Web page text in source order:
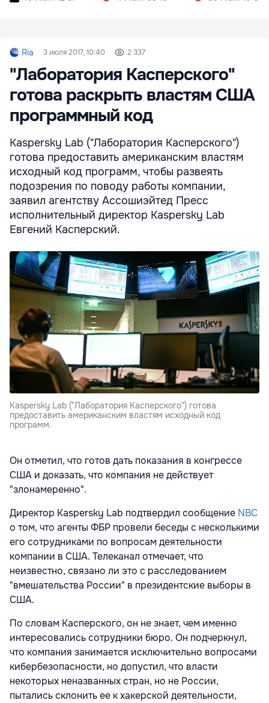
Ria 3 июля 2017, 10:40 2 337
"Лаборатория Касперского"
готова раскрыть властям США
программный код
Kaspersky Lab ("Лаборатория Касперского")
готова предоставить американским властям
исходный код программ, чтобы развеять
подозрения по поводу работы компании,
заявил агентству Ассошиэйтед Пресс
исполнительный директор Kaspersky Lab
Евгений Касперский.
Kaspersky Lab ("Лаборатория Касперского") готова
предоставить американским властям исходный код
программ.
Он отметил, что готов дать показания в конгрессе
США и доказать, что компания не действует
"злонамеренно".
Директор Kaspersky Lab подтвердил сообщение NBC
о том, что агенты ФБР провели беседы с несколькими
его сотрудниками по вопросам деятельности
компании в США. Телеканал отмечает, что
неизвестно, связано ли это с расследованием
"вмешательства России" в президентские выборы в
США.
По словам Касперского, он не знает, чем именно
интересовались сотрудники бюро. Он подчеркнул,
что компания занимается исключительно вопросами
кибербезопасности, но допустил, что власти
некоторых неназванных стран, но не России,
пытались склонить ее к хакерской деятельности,